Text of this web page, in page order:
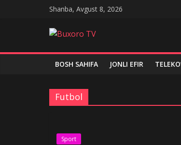
Shanba, Avgust 8, 2026
Buxoro
TV
BOSH SAHIFA JONLI EFIR
Futbol
Sport